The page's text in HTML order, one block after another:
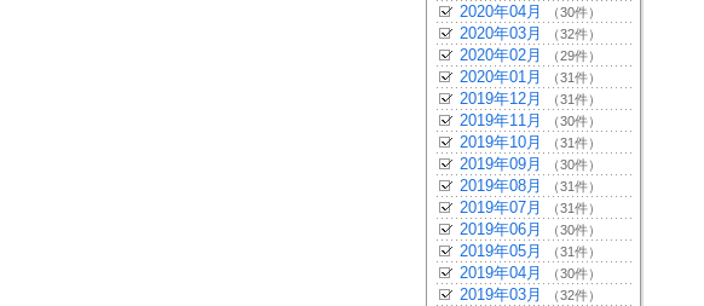
2020年04月 （30件）
2020年03月 （32件）
2020年02月 （29件）
2020年01月 （31件）
2019年12月 （31件）
2019年11月 （30件）
2019年10月 （31件）
2019年09月 （30件）
2019年08月 （31件）
2019年07月 （31件）
2019年06月 （30件）
2019年05月 （31件）
2019年04月 （30件）
2019年03月 （32件）